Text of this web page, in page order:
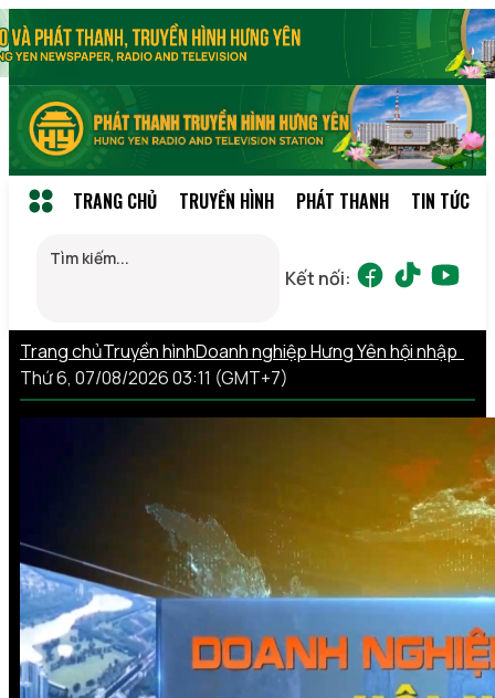
TRANG CHỦ TRUYỀN HÌNH PHÁT THANH TIN TỨC
Kết nối:
Trang chủTruyền hìnhDoanh nghiệp Hưng Yên hội nhập
Thứ 6, 07/08/2026 03:11 (GMT+7)